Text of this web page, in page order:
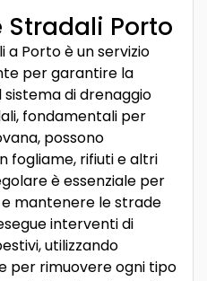
Stradali Porto
a Porto è un servizio
per garantire la
di drenaggio
fondamentali per
possono
fogliame, rifiuti e altri
è essenziale per
mantenere le strade
interventi di
utilizzando
per rimuovere ogni tipo